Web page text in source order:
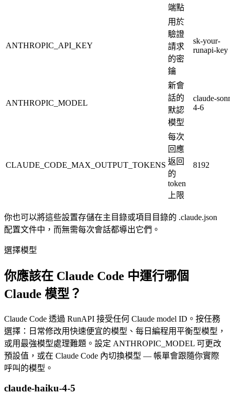
端點
ANTHROPIC_API_KEY
用於
驗證
請求
的密
鑰
sk-your-
runapi-key
ANTHROPIC_MODEL
新會
話的
默認
模型
claude-
4-6
CLAUDE_CODE_MAX_OUTPUT_TOKENS
每次
回應
返回
的
token
上限
8192
你也可以將這些設置存儲在主目錄或項目目錄的 .claude.json
配置文件中，而無需每次會話都導出它們。
選擇模型
你應該在 Claude Code 中運行哪個
Claude 模型？
Claude Code 透過 RunAPI 接受任何 Claude model ID。按任務
選擇：日常修改用快速便宜的模型、每日編程用平衡型模型，
或用最強模型處理難題。設定 ANTHROPIC_MODEL 可更改
預設值，或在 Claude Code 內切換模型 — 帳單會跟隨你實際
呼叫的模型。
claude-haiku-4-5